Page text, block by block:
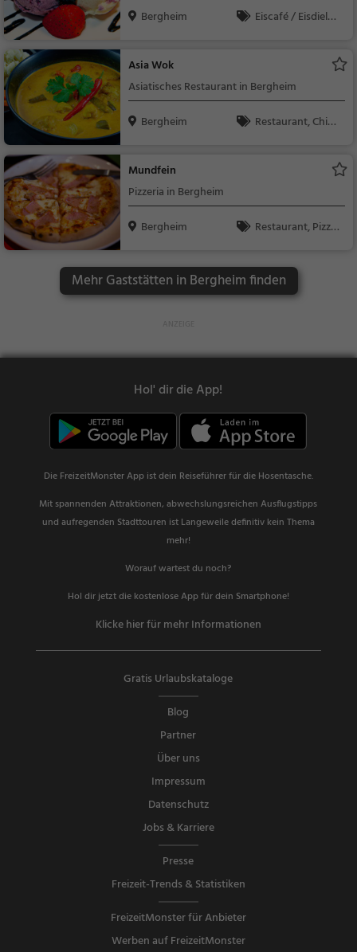
Bergheim
Eiscafé / Eisdiele,
Asia Wok
Asiatisches Restaurant in Bergheim
Bergheim
Restaurant, Chine
Mundfein
Pizzeria in Bergheim
Bergheim
Restaurant, Pizza,
ch, Mittagessen
Mehr Gaststätten in Bergheim finden
Hol' dir die App!
Die FreizeitMonster App ist dein Reiseführer für die Hosentasche.
Mit spannenden Attraktionen, abwechslungsreichen Ausflugstipps
und aufregenden Stadttouren ist Langeweile definitiv kein Thema
mehr!
Worauf wartest du noch?
Hol dir jetzt die kostenlose App für dein Smartphone!
Klicke hier für mehr Informationen
Gratis Urlaubskataloge
Blog
Partner
Über uns
Impressum
Datenschutz
Jobs & Karriere
Presse
Freizeit-Trends & Statistiken
FreizeitMonster für Anbieter
Werben auf FreizeitMonster